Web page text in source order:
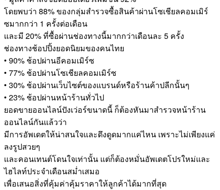
โดยพบว่า 88% ของกลุ่มสำรวจซื้อสินค้าผ่านโซเชียลคอมเมิร์
ซมากกว่า 1 ครั้งต่อเดือน
และมี 20% ที่ซื้อผ่านช่องทางนี้มากกว่าเดือนละ 5 ครั้ง
ช่องทางช้อปปิ้งยอดนิยมของคนไทย
• 90% ช้อปผ่านอีคอมเมิร์ซ
• 77% ช้อปผ่านโซเชียลคอมเมิร์ซ
• 30% ช้อปผ่านเว็บไซต์ของแบรนด์หรือร้านค้าปลีกนั้นๆ
• 23% ช้อปผ่านหน้าร้านทั่วไป
ยอดขายออนไลน์ปังเว่อร์ขนาดนี้ ก็ต้องหันมาสำรวจหน้าร้าน
ออนไลน์กันแล้วว่า
มีการอัพเดตให้น่าสนใจและดึงดูดมากแค่ไหน เพราะไม่เพียงแค่
ลงรูปสวยๆ
และคอนเทนต์โดนใจเท่านั้น แต่ก็ต้องหมั่นอัพเดตโปรใหม่และ
ไฮไลท์ประจำเดือนสม่ำเสมอ
เพื่อเสนอสิ่งที่คุ้มค่าคุ้มราคาให้ลูกค้าได้มากที่สุด